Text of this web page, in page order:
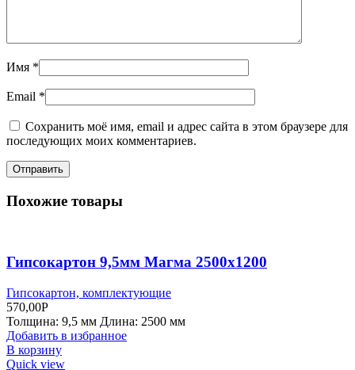
Имя *
Email *
Сохранить моё имя, email и адрес сайта в этом браузере для
последующих моих комментариев.
Похожие товары
Гипсокартон 9,5мм Магма 2500х1200
Гипсокартон, комплектующие
570,00Р
Толщина: 9,5 мм Длина: 2500 мм
Добавить в избранное
В корзину
Quick view